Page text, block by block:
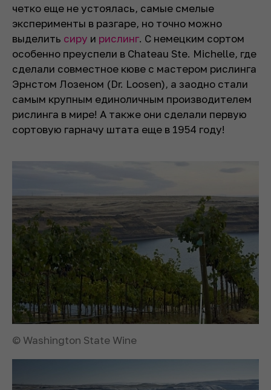
четко еще не устоялась, самые смелые
эксперименты в разгаре, но точно можно
выделить сиру и рислинг. С немецким сортом
особенно преуспели в Chateau Ste. Michelle, где
сделали совместное кюве с мастером рислинга
Эрнстом Лозеном (Dr. Loosen), а заодно стали
самым крупным единоличным производителем
рислинга в мире! А также они сделали первую
сортовую гарначу штата еще в 1954 году!
© Washington State Wine